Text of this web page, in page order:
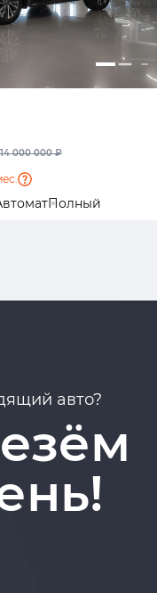
14 000 000 ₽
Полный
авто?